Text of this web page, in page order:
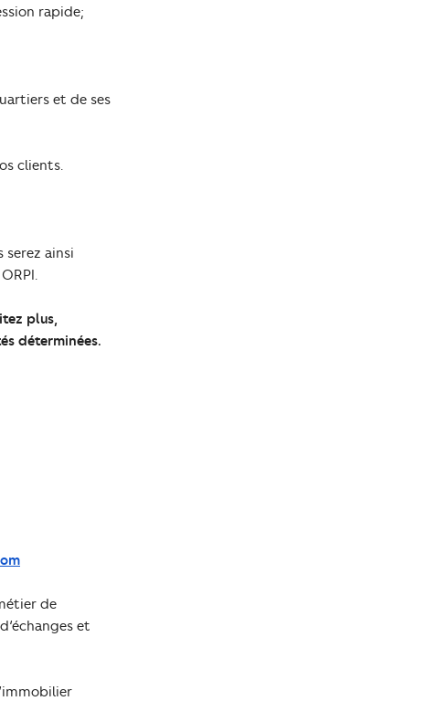
rapide;
et de ses
clients.
ainsi
plus,
déterminées.
de
et